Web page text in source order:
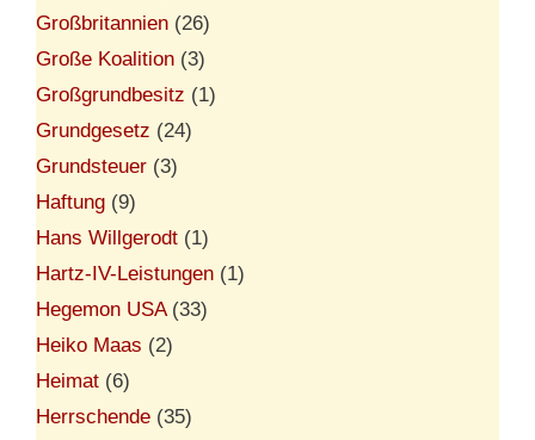
Großbritannien (26)
Große Koalition (3)
Großgrundbesitz (1)
Grundgesetz (24)
Grundsteuer (3)
Haftung (9)
Hans Willgerodt (1)
Hartz-IV-Leistungen (1)
Hegemon USA(33)
Heiko Maas (2)
Heimat (6)
Herrschende (35)